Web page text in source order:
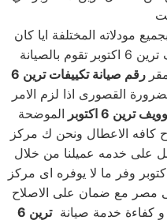
ترين 6 اكتوبر بجميع مودلاته المختلفة ايا كان
تقوم بالصيانة
رقم صيانة تكييفات ترين 6
القصورى اذا لزم الامر
6 اكتوبر
الموضحة
كافه الاعطال ونحن ك مركز
على خدمه عميلنا من خلال
الجيده لميكروويف ترين 6 اكتوبر وفر ما لا يوفره اى مركز
ترين 6 اكتوبر فى مصر مع ضمان على الاصلاح
و كفاءة خدمة صيانة
ترين 6